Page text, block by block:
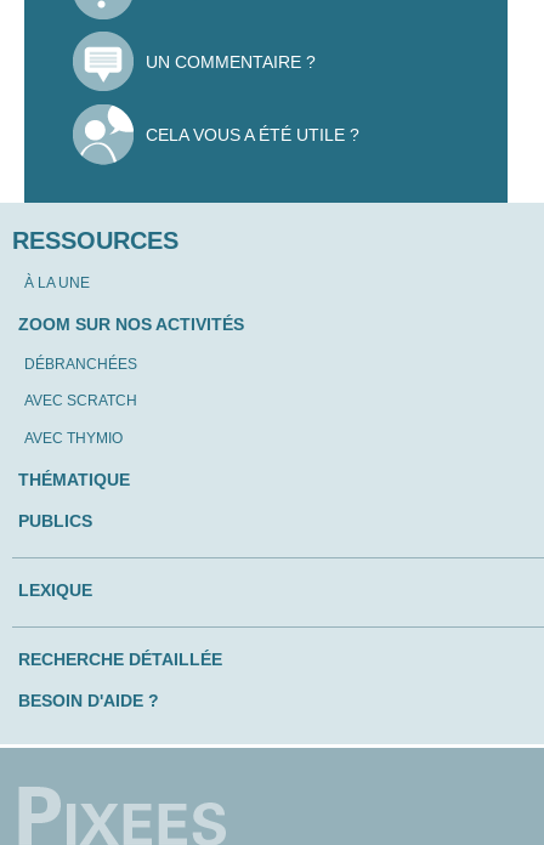
UN COMMENTAIRE ?
CELA VOUS A ÉTÉ UTILE ?
RESSOURCES
À LA UNE
ZOOM SUR NOS ACTIVITÉS
DÉBRANCHÉES
AVEC SCRATCH
AVEC THYMIO
THÉMATIQUE
PUBLICS
LEXIQUE
RECHERCHE DÉTAILLÉE
BESOIN D'AIDE ?